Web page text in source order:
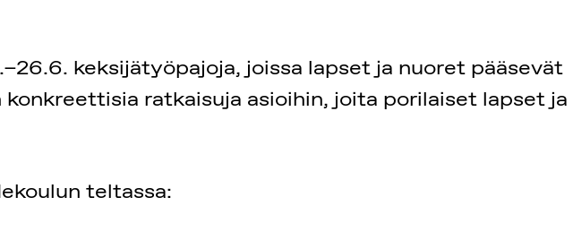
keksijätyöpajoja, joissa lapset ja nuoret pääsevät
ratkaisuja asioihin, joita porilaiset lapset ja
teltassa: